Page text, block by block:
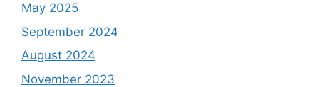
May 2025
September 2024
August 2024
November 2023